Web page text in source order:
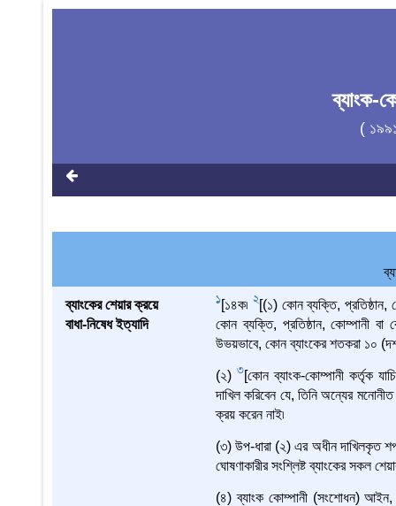
ব্যাংক-
(
ব্যাংকের শেয়ার ক্রয়ে
বাধা-নিষেধ ইত্যাদি
1[১৪ক৷ 2[(১) কোন ব্যক্তি, প্রতিষ্ঠান,
কোন ব্যক্তি, প্রতিষ্ঠান, কোম্পানী
উভয়ভাবে, কোন ব্যাংকের শতকরা ১০
(২)3[কোন ব্যাংক-কোম্পানী কর্তৃক
দাখিল করিবেন যে, তিনি অন্যের মনোনীত
ক্রয় করেন নাই৷
(৩) উপ-ধারা (২) এর অধীন দাখিলকৃত
ঘোষণাকারীর সংশ্লিষ্ট ব্যাংকের সকল
(৪) ব্যাংক কোম্পানী (সংশোধন)